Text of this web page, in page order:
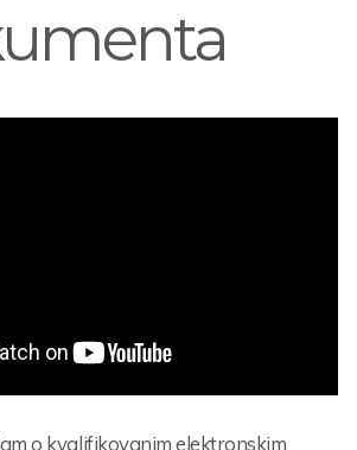
o kvalifikovanim elektronskim